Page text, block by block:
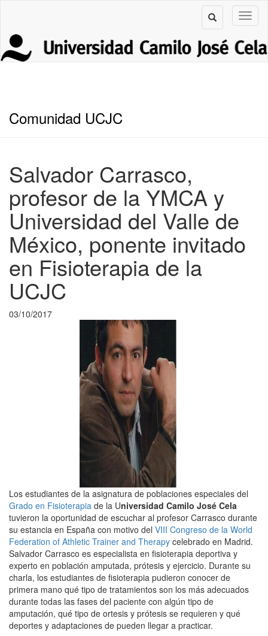
Comunidad UCJC
Salvador Carrasco,
profesor de la YMCA y
Universidad del Valle de
México, ponente invitado
en Fisioterapia de la
UCJC
03/10/2017
Los estudiantes de la asignatura de poblaciones especiales del
Grado en Fisioterapia de la Universidad Camilo José Cela
tuvieron la oportunidad de escuchar al profesor Carrasco durante
su estancia en España con motivo del VIII Congreso de la World
Federation of Athletic Trainer and Therapy celebrado en Madrid.
Salvador Carrasco es especialista en fisioterapia deportiva y
experto en población amputada, prótesis y ejercicio. Durante su
charla, los estudiantes de fisioterapia pudieron conocer de
primera mano qué tipo de tratamientos son los más adecuados
durante todas las fases del paciente con algún tipo de
amputación, qué tipo de ortesis y prótesis se requieren y qué
deportes y adaptaciones de pueden llegar a practicar.